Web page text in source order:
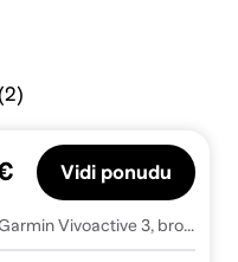
BStrap Suede Leather remen za Garmin Vivoactive 3, brown
Vidi ponudu